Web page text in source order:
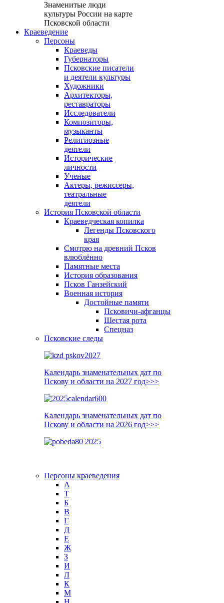
Знаменитые люди
культуры России на карте
Псковской области
Краеведение
Персоны
Краеведы
Губернаторы
Псковские писатели
и деятели культуры
Художники
Архитекторы,
реставраторы
Исследователи
Композиторы,
музыканты
Религиозные
деятели
Исторические
личности
Ученые
Актеры, режиссеры,
театральные
деятели
История Псковской области
Краеведческая копилка
Легенды Псковского
края
Смотрю на древний Псков
влюблённо
Памятные места
История образования
Псков Ганзейский
Военная история
Достойные памяти
Псковичи-афганцы
Шестая рота
Спецназ
Псковские следы
Календарь знаменательных дат по
Пскову и области на 2027 год>>>
Календарь знаменательных дат по
Пскову и области на 2026 год>>>
Персоны краеведения
А
T
Б
В
Г
Д
Е
Ж
З
И
Л
К
М